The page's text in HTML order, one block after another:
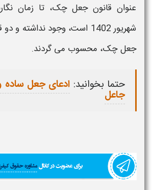
عنوان قانون جعل چک،تا زمان
شهریور 1402 است، وجود نداشته و دو
جعل چک، محسوب می گردند.
حتما بخوانید: ادعای جعل ساده
جاعل